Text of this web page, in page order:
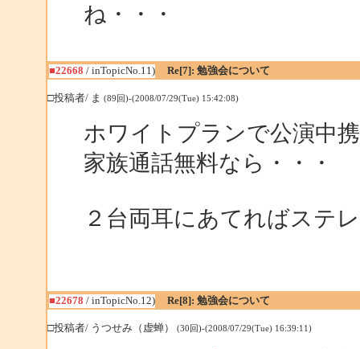
ね・・・
■22668 / inTopicNo.11) Re[7]: 勉強会について
□投稿者/ ま (89回)-(2008/07/29(Tue) 15:42:08)
ホワイトプランで公演中
家族通話無料なら・・・
２台両耳にあてればステ
■22678 / inTopicNo.12) Re[8]: 勉強会について
□投稿者/ うつせみ（虚蝉） (30回)-(2008/07/29(Tue) 16:39:11)